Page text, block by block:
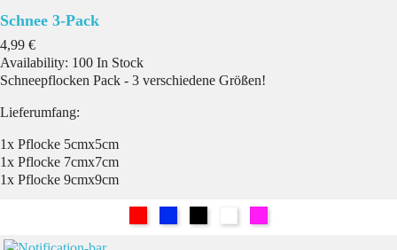
Schnee 3-Pack
Preis
4,99 €
Availability: 100 In Stock
Schneepflocken Pack - 3 verschiedene Größen!
Lieferumfang:
1x Pflocke 5cmx5cm
1x Pflocke 7cmx7cm
1x Pflocke 9cmx9cm